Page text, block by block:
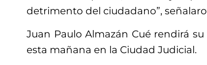
detrimento del ciudadano”,
Juan Paulo Almazán Cué rendirá
esta mañana en la Ciudad Judicial.